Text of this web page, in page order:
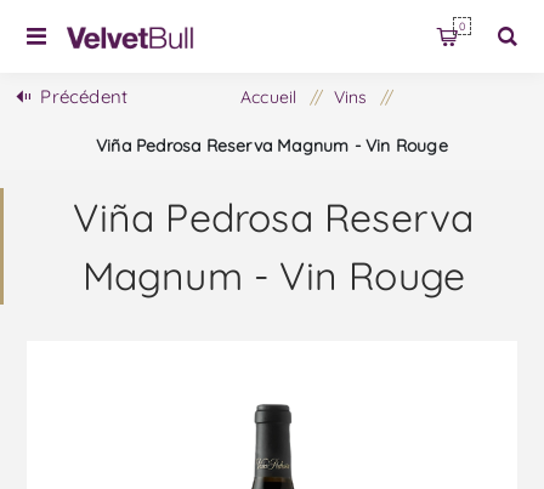
0
Précédent Accueil / Vins /
Viña Pedrosa Reserva Magnum - Vin Rouge
Viña Pedrosa Reserva
Magnum - Vin Rouge